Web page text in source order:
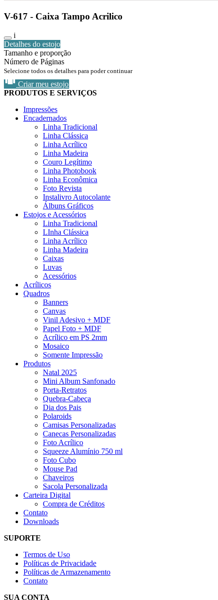
V-617 - Caixa Tampo Acrilico
i
Detalhes do estojo
Tamanho e proporção
Número de Páginas
Selecione todos os detalhes para poder continuar
Criar meu estojo
PRODUTOS E SERVIÇOS
Impressões
Encadernados
Linha Tradicional
Linha Clássica
Linha Acrílico
Linha Madeira
Couro Legítimo
Linha Photobook
Linha Econômica
Foto Revista
Instalivro Autocolante
Álbuns Gráficos
Estojos e Acessórios
Linha Tradicional
LInha Clássica
Linha Acrílico
Linha Madeira
Caixas
Luvas
Acessórios
Acrílicos
Quadros
Banners
Canvas
Vinil Adesivo + MDF
Papel Foto + MDF
Acrílico em PS 2mm
Mosaico
Somente Impressão
Produtos
Natal 2025
Mini Album Sanfonado
Porta-Retratos
Quebra-Cabeça
Dia dos Pais
Polaroids
Camisas Personalizadas
Canecas Personalizadas
Foto Acrílico
Squeeze Alumínio 750 ml
Foto Cubo
Mouse Pad
Chaveiros
Sacola Personalizada
Carteira Digital
Compra de Créditos
Contato
Downloads
SUPORTE
Termos de Uso
Políticas de Privacidade
Políticas de Armazenamento
Contato
SUA CONTA